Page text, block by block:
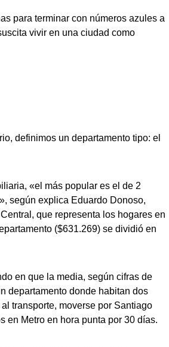
para terminar con números azules a
vivir en una ciudad como
definimos un departamento tipo: el
«el más popular es el de 2
según explica Eduardo Donoso,
que representa los hogares en
($631.269) se dividió en
en que la media, según cifras de
departamento donde habitan dos
transporte, moverse por Santiago
en Metro en hora punta por 30 días.